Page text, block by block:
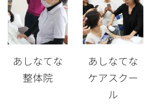
あしなてな
整体院
あしなてな
ケアスクー
ル